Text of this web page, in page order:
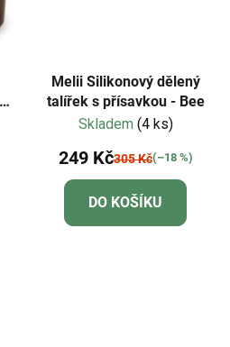
Melii Silikonový dělený
talířek s přísavkou - Bee
Skladem (4 ks)
249 Kč305 Kč(–18 %)
DO KOŠÍKU